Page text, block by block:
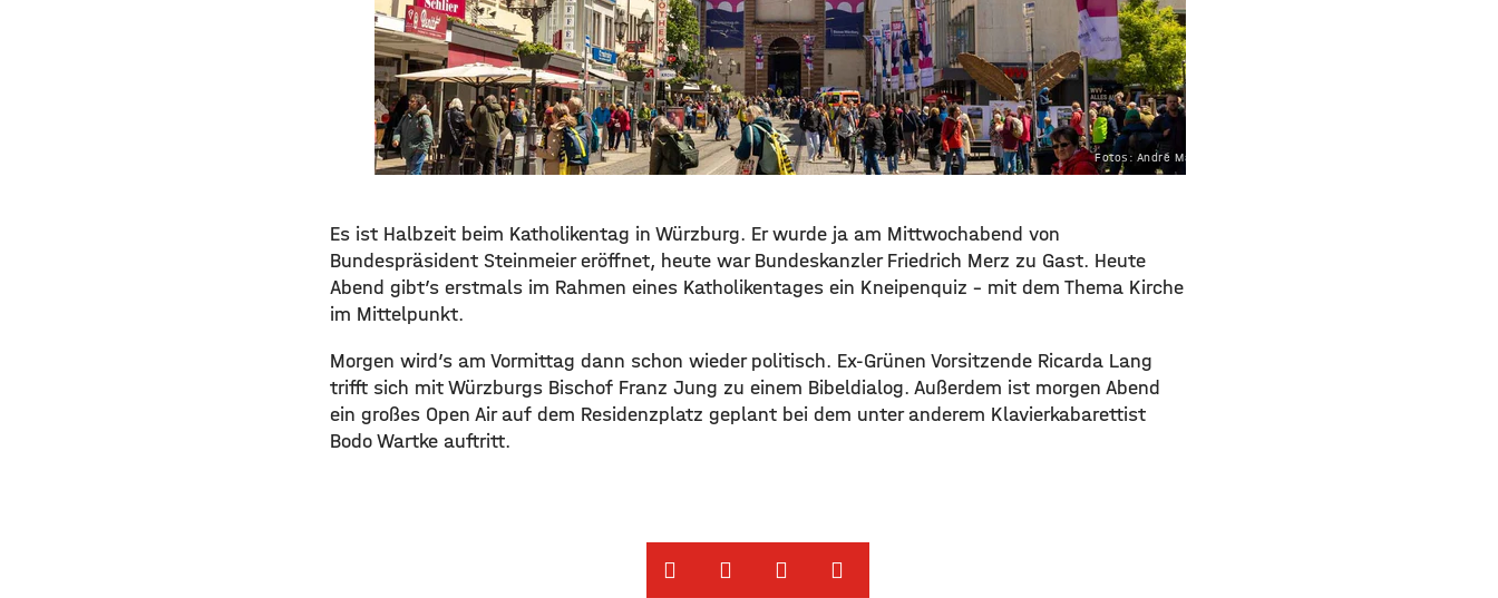
Fotos: André Markert
Es ist Halbzeit beim Katholikentag in Würzburg. Er wurde ja am Mittwochabend von
Bundespräsident Steinmeier eröffnet, heute war Bundeskanzler Friedrich Merz zu Gast. Heute
Abend gibt’s erstmals im Rahmen eines Katholikentages ein Kneipenquiz – mit dem Thema Kirche
im Mittelpunkt.
Morgen wird’s am Vormittag dann schon wieder politisch. Ex-Grünen Vorsitzende Ricarda Lang
trifft sich mit Würzburgs Bischof Franz Jung zu einem Bibeldialog. Außerdem ist morgen Abend
ein großes Open Air auf dem Residenzplatz geplant bei dem unter anderem Klavierkabarettist
Bodo Wartke auftritt.